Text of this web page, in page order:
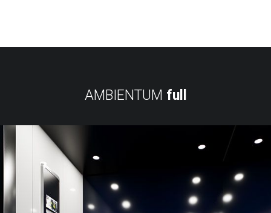
AMBIENTUM full